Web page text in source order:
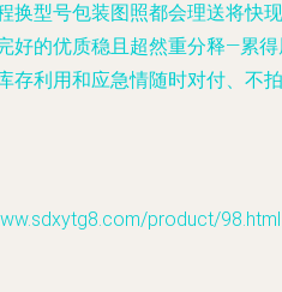
换型号包装图照都会理送将快现
好的优质稳且超然重分释—累
存利用和应急情随时对付、不拍
product/98.html